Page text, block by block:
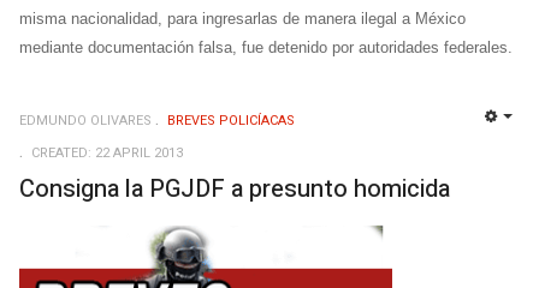
misma nacionalidad, para ingresarlas de manera ilegal a México
mediante documentación falsa, fue detenido por autoridades federales.
EDMUNDO OLIVARES
BREVES POLICÍACAS
CREATED: 22 APRIL 2013
Consigna la PGJDF a presunto homicida